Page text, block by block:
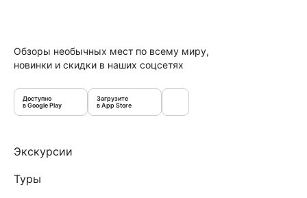
Обзоры необычных мест по всему миру,
новинки и скидки в наших соцсетях
Доступно
в Google Play
Загрузите
в App Store
Экскурсии
Туры